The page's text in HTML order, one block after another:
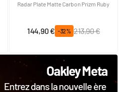
Radar Plate Matte Carbon Prizm Ruby
Prix spécial
144,90 € -32%
Prix normal
213,90 €
Oakley Meta
Entrez dans la nouvelle ère